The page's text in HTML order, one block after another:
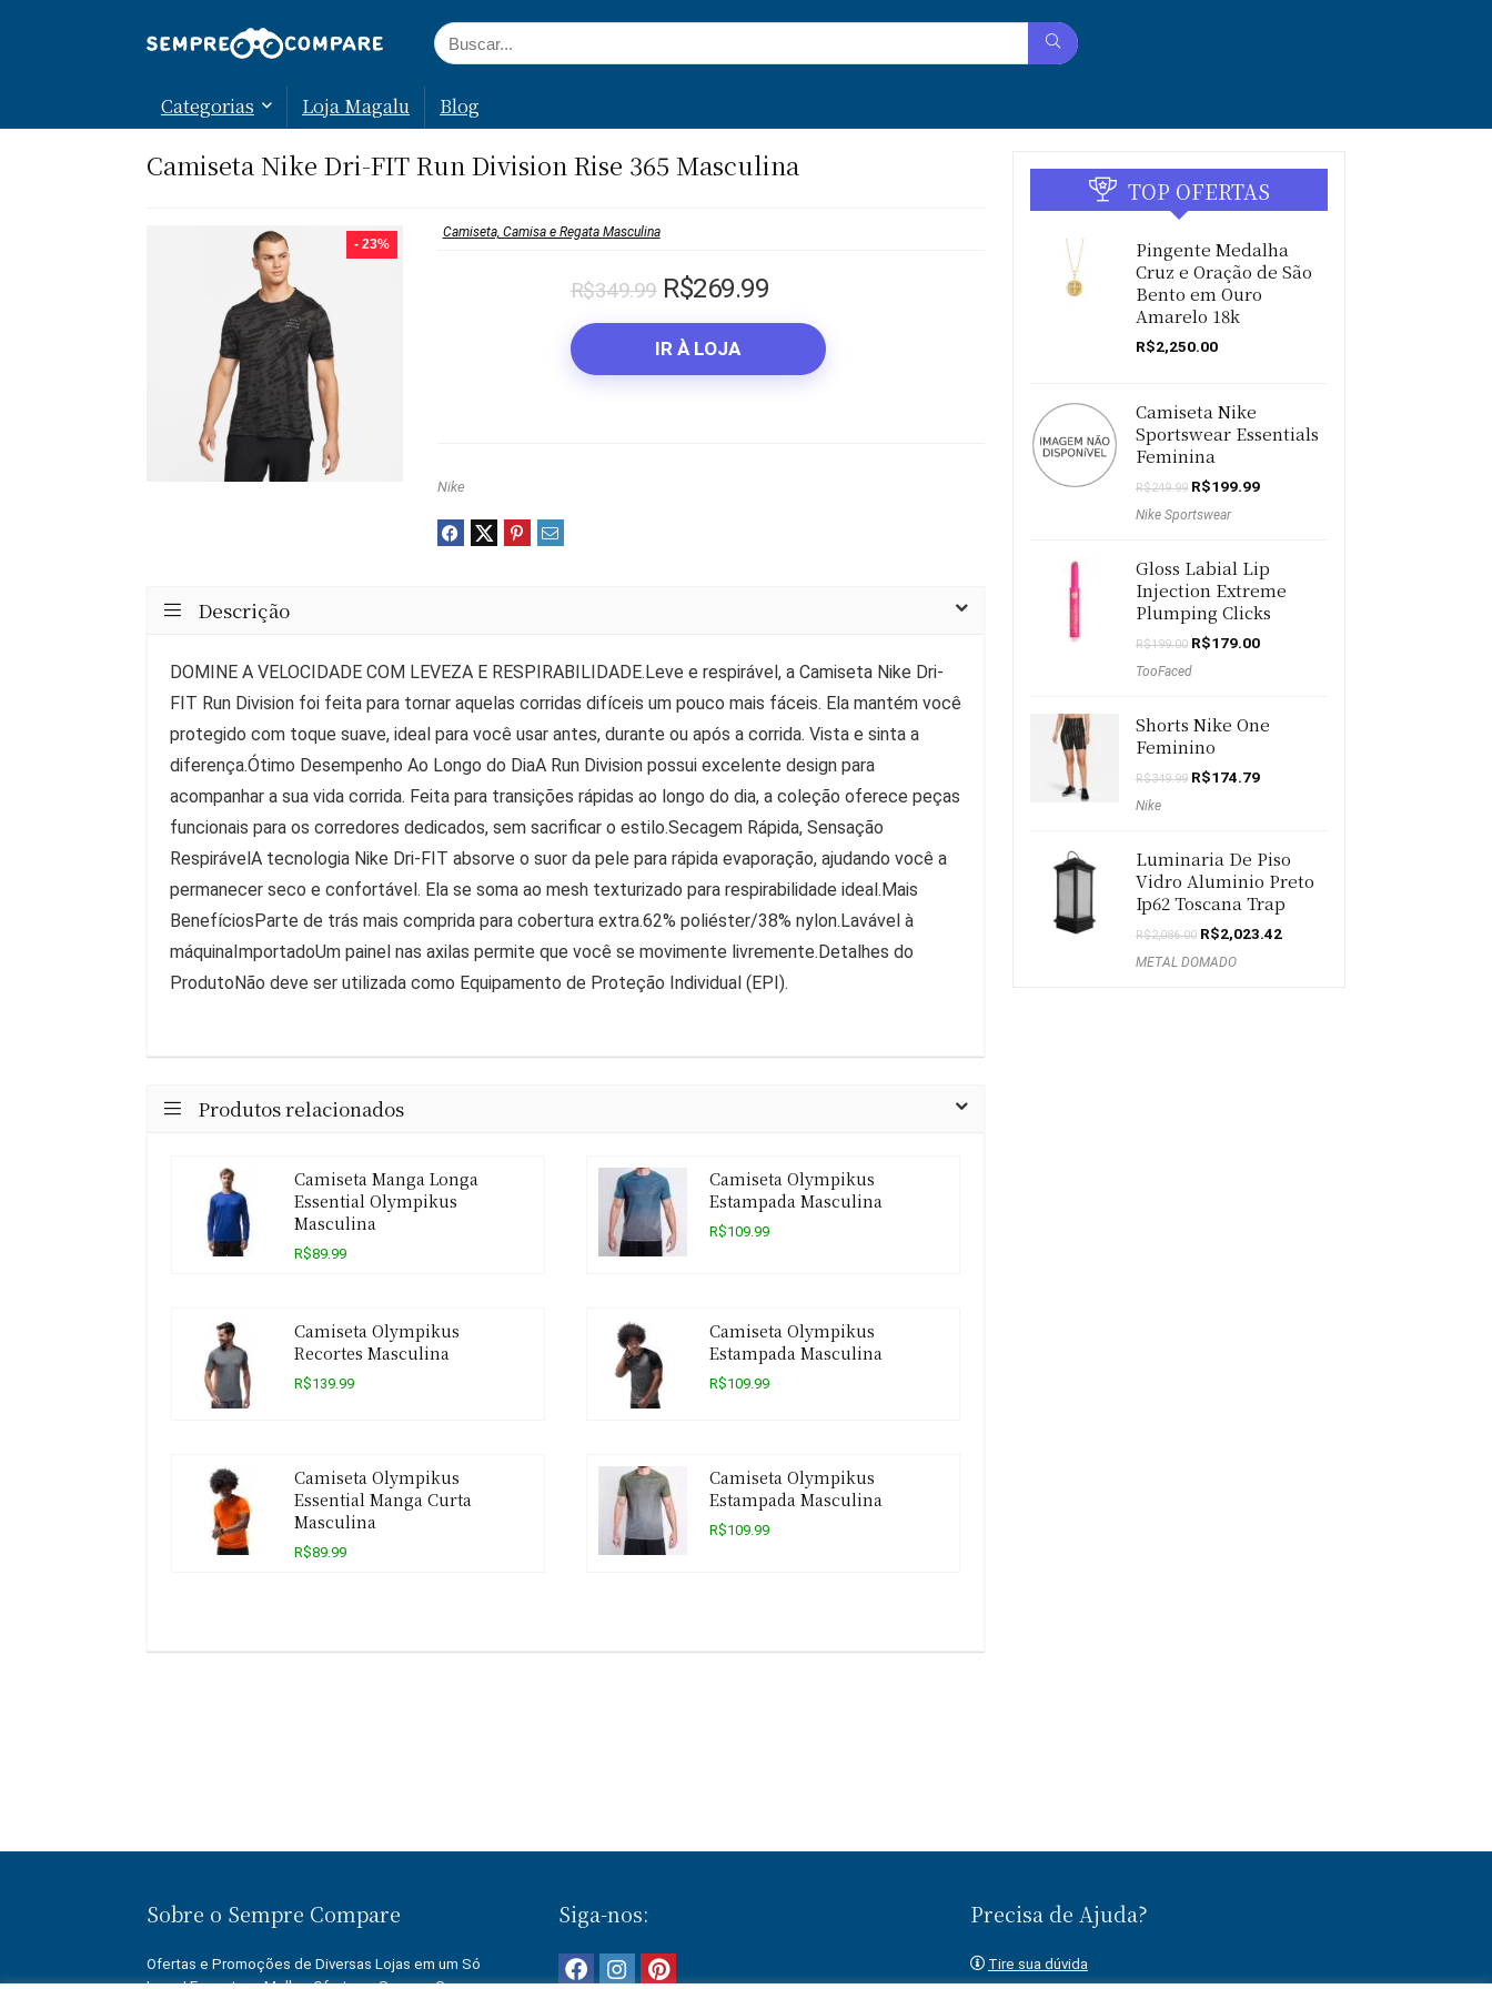
Categorias Loja Magalu Blog
Camiseta Nike Dri-FIT Run Division Rise 365 Masculina
- 23%
Camiseta, Camisa e Regata Masculina
R$349.99 O
preço
original
era:
R$269.99O
preço
atual
é:
IR À LOJA
Nike
Descrição
DOMINE A VELOCIDADE COM LEVEZA E RESPIRABILIDADE.Leve e respirável, a Camiseta Nike Dri-
FIT Run Division foi feita para tornar aquelas corridas difíceis um pouco mais fáceis. Ela mantém você
protegido com toque suave, ideal para você usar antes, durante ou após a corrida. Vista e sinta a
diferença.Ótimo Desempenho Ao Longo do DiaA Run Division possui excelente design para
acompanhar a sua vida corrida. Feita para transições rápidas ao longo do dia, a coleção oferece peças
funcionais para os corredores dedicados, sem sacrificar o estilo.Secagem Rápida, Sensação
RespirávelA tecnologia Nike Dri-FIT absorve o suor da pele para rápida evaporação, ajudando você a
permanecer seco e confortável. Ela se soma ao mesh texturizado para respirabilidade ideal.Mais
BenefíciosParte de trás mais comprida para cobertura extra.62% poliéster/38% nylon.Lavável à
máquinaImportadoUm painel nas axilas permite que você se movimente livremente.Detalhes do
ProdutoNão deve ser utilizada como Equipamento de Proteção Individual (EPI).
Produtos relacionados
Camiseta Manga Longa
Essential Olympikus
Masculina
R$89.99
Camiseta Olympikus
Estampada Masculina
R$109.99
Camiseta Olympikus
Recortes Masculina
R$139.99
Camiseta Olympikus
Estampada Masculina
R$109.99
Camiseta Olympikus
Essential Manga Curta
Masculina
R$89.99
Camiseta Olympikus
Estampada Masculina
R$109.99
TOP OFERTAS
Pingente Medalha
Cruz e Oração de São
Bento em Ouro
Amarelo 18k
R$2,250.00
Camiseta Nike
Sportswear Essentials
Feminina
R$249.99 O
original
R$199.99O
Nike Sportswear
Gloss Labial Lip
Injection Extreme
Plumping Clicks
R$199.00 O
original
R$179.00O
TooFaced
Shorts Nike One
Feminino
R$349.99 O
R$174.79O
Nike
Luminaria De Piso
Vidro Aluminio Preto
Ip62 Toscana Trap
R$2,086.00 O
original
R$2,023.42
METAL DOMADO
Sobre o Sempre Compare
Ofertas e Promoções de Diversas Lojas em um Só
Siga-nos: Precisa de Ajuda?
Tire sua dúvida